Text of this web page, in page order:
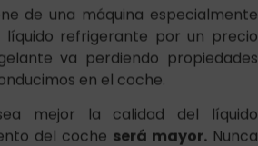
va perdiendo propiedades
en el coche.
mejor la calidad del líquido
con agua o con otro producto.